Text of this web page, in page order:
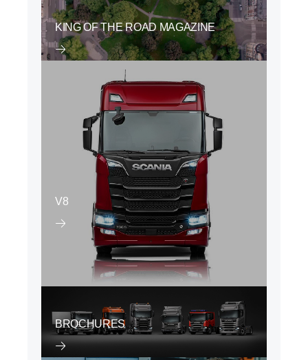
KING OF THE ROAD MAGAZINE
V8
BROCHURES